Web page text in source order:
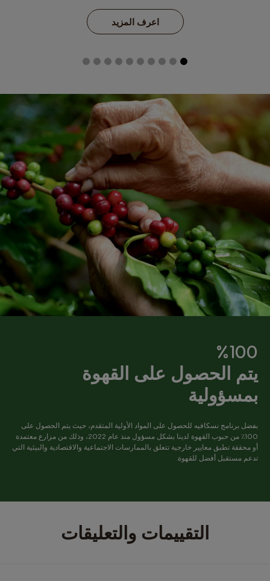
اعرف المزيد
%100
يتم الحصول على القهوة
بمسؤولية
بفضل برنامج نسكافيه للحصول على المواد الأولية المتقدم، حيث يتم الحصول على
100٪ من حبوب القهوة لدينا بشكل مسؤول منذ عام 2022، وذلك من مزارع معتمدة
أو محققة تطبق معايير خارجية تتعلق بالممارسات الاجتماعية والاقتصادية والبيئية التي
تدعم مستقبل أفضل للقهوة.
التقييمات والتعليقات